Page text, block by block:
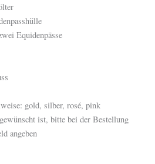
Equidenpässe
gold, silber, rosé, pink
ist, bitte bei der Bestellung
angeben